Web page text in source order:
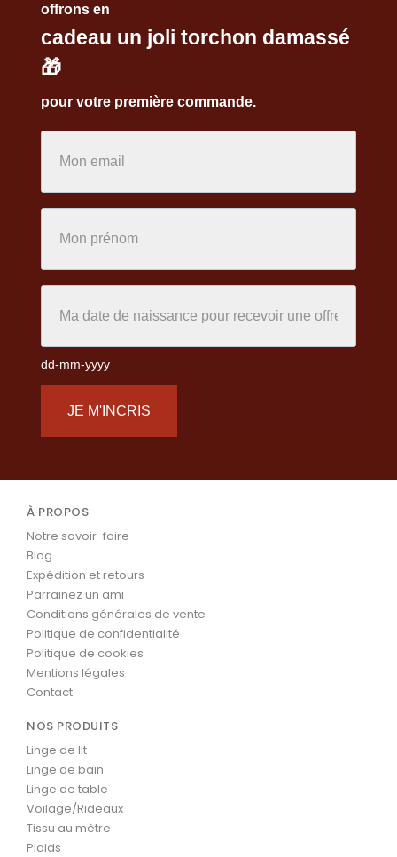
offrons en
cadeau un joli torchon damassé
🎁
pour votre première commande.
dd-mm-yyyy
JE M'INCRIS
À PROPOS
Notre savoir-faire
Blog
Expédition et retours
Parrainez un ami
Conditions générales de vente
Politique de confidentialité
Politique de cookies
Mentions légales
Contact
NOS PRODUITS
Linge de lit
Linge de bain
Linge de table
Voilage/Rideaux
Tissu au mètre
Plaids